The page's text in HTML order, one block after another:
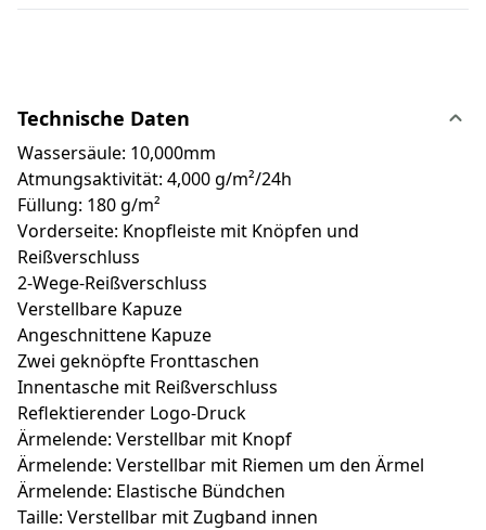
Technische Daten
Wassersäule: 10,000mm
Atmungsaktivität: 4,000 g/m²/24h
Füllung: 180 g/m²
Vorderseite: Knopfleiste mit Knöpfen und
Reißverschluss
2-Wege-Reißverschluss
Verstellbare Kapuze
Angeschnittene Kapuze
Zwei geknöpfte Fronttaschen
Innentasche mit Reißverschluss
Reflektierender Logo-Druck
Ärmelende: Verstellbar mit Knopf
Ärmelende: Verstellbar mit Riemen um den Ärmel
Ärmelende: Elastische Bündchen
Taille: Verstellbar mit Zugband innen